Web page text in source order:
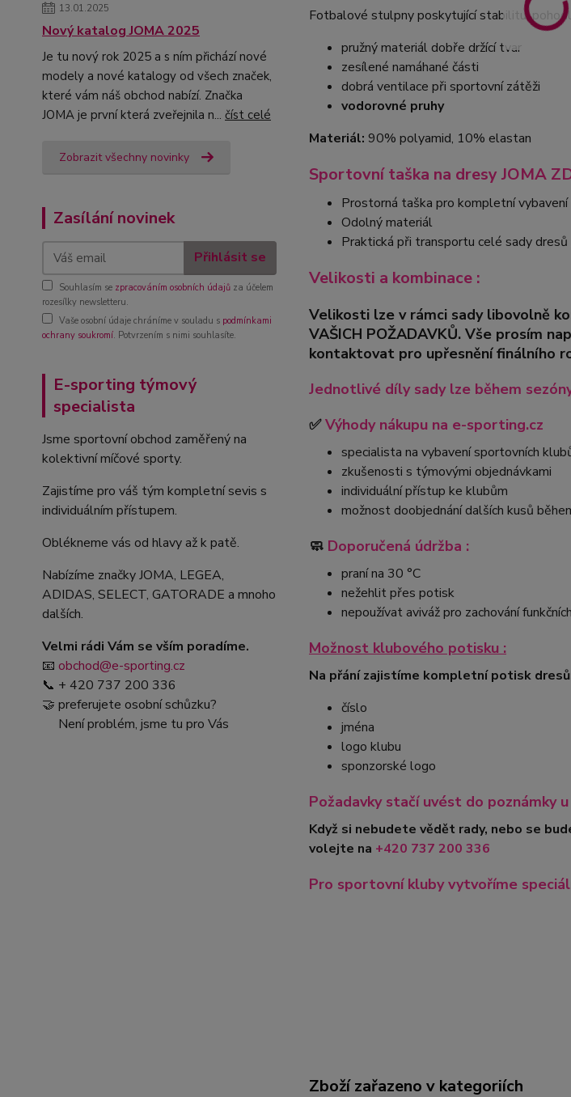
13.01.2025
Nový katalog JOMA 2025
Je tu nový rok 2025 a s ním přichází nové
modely a nové katalogy od všech značek,
které vám náš obchod nabízí. Značka
JOMA je první která zveřejnila n... číst celé
Zobrazit všechny novinky
Zasílání novinek
Přihlásit se
Souhlasím se zpracováním osobních údajů za účelem
rozesílky newsletteru.
Vaše osobní údaje chráníme v souladu s podmínkami
ochrany soukromí. Potvrzením s nimi souhlasíte.
E-sporting týmový
specialista
Jsme sportovní obchod zaměřený na
kolektivní míčové sporty.
Zajistíme pro váš tým kompletní sevis s
individuálním přístupem.
Oblékneme vás od hlavy až k patě.
Nabízíme značky JOMA, LEGEA,
ADIDAS, SELECT, GATORADE a mnoho
dalších.
Velmi rádi Vám se vším poradíme.
📧 obchod@e-sporting.cz
📞 + 420 737 200 336
🤝 preferujete osobní schůzku?
Není problém, jsme tu pro Vás
Fotbalové stulpny poskytující stabilitu,
pružný materiál dobře držící tvar
zesílené namáhané části
dobrá ventilace při sportovní zátěži
vodorovné pruhy
Materiál: 90% polyamid, 10% elastan
Sportovní taška na dresy JOMA
Prostorná taška pro kompletní
Odolný materiál
Praktická při transportu celé sady dresů
Velikosti a kombinace :
Velikosti lze v rámci sady libovolně
VAŠICH POŽADAVKŮ. Vše prosím
kontaktovat pro upřesnění finálního
Jednotlivé díly sady lze během
✅Výhody nákupu na e-sporting.cz
specialista na vybavení sportovních
zkušenosti s týmovými objednávkami
individuální přístup ke klubům
možnost doobjednání dalších kusů
🧼 Doporučená údržba :
praní na 30 °C
nežehlit přes potisk
nepoužívat aviváž pro zachování
Možnost klubového potisku :
Na přání zajistíme kompletní potisk
číslo
jména
logo klubu
sponzorské logo
Požadavky stačí uvést do poznámky
Když si nebudete vědět rady, nebo se
volejte na +420 737 200 336
Pro sportovní kluby vytvoříme
Zboží zařazeno v kategoriích